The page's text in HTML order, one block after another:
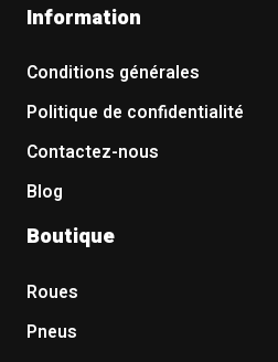
Information
Conditions générales
Politique de confidentialité
Contactez-nous
Blog
Boutique
Roues
Pneus